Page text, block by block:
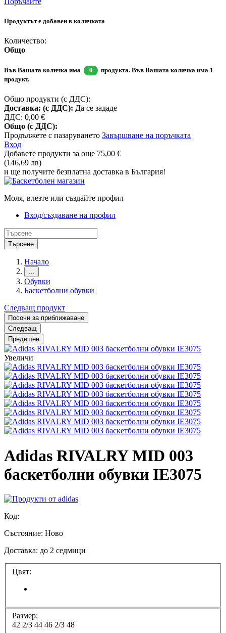
Продуктът е добавен в количката
Количество:
Общо
Във Вашата количка има 0 продукта. Във Вашата количка има 1
продукт.
Общо продукти (с ДДС):
Доставка: (с ДДС): Да се зададе
ДДС: 0,00 €
Общо (с ДДС):
Продължете с пазаруването Завършване на поръчката
Вход
Добавете продукти за още 75,00 €
(146,69 лв)
и ще получите безплатна доставка в България!
Моля, влезте или създайте профил
Вход/създаване на профил
Търсене
Начало
…
Обувки
Баскетболни обувки
Следващ продукт
Посочи за приближаване
Следващ
Предишен
Увеличи
Adidas RIVALRY MID 003
баскетболни обувки IE3075
Код:
Състояние: Ново
Доставка: до 2 седмици
Цвят:
Размер:
42 2/3 44 46 2/3 48